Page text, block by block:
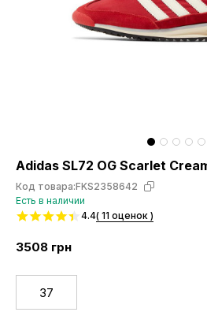
Adidas SL72 OG Scarlet
Код товара:FKS2358642
Есть в наличии
4.4( 11 оценок )
3508 грн
37